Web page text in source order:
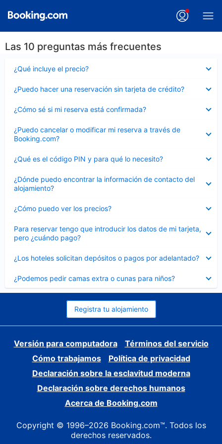
Las 10 preguntas más frecuentes
¿Qué incluye el precio?
cerrado
¿Puedo hacer una reservación sin tarjeta de crédito?
cerrado
¿Cómo sé si mi reserva está confirmada?
cerrado
¿Puedo cancelar o modificar mi reserva a través de
Booking.com?
cerrado
¿Qué es el código PIN y para qué lo necesito?
cerrado
¿Dónde puedo encontrar la información de contacto del
alojamiento?
cerrado
¿Cómo puedo ver los precios?
cerrado
Para reservar tengo que introducir los datos de mi tarjeta,
pero ¿cuándo pago?
cerrado
¿Los hoteles solicitan depósitos o pagos por adelantado?
cerrado
¿Podemos pedir camas extra o cunas para niños?
cerrado
Registra tu alojamiento
Versión para computadora
Términos del servicio
Cómo trabajamos
Política de privacidad
Declaración sobre la esclavitud moderna
Declaración sobre derechos humanos
Acerca de Booking.com
Copyright © 1996–2026 Booking.com™. Todos los
derechos reservados.